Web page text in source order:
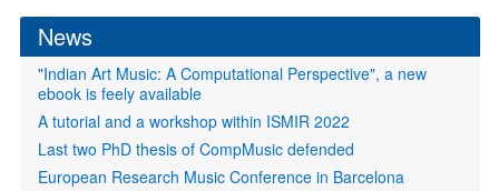
News
"Indian Art Music: A Computational Perspective", a new
ebook is feely available
A tutorial and a workshop within ISMIR 2022
Last two PhD thesis of CompMusic defended
European Research Music Conference in Barcelona